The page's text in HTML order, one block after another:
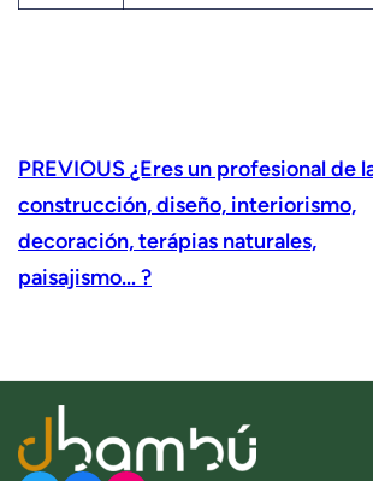
PREVIOUS¿Eres un profesional de
construcción, diseño, interiorismo,
decoración, terápias naturales,
paisajismo… ?